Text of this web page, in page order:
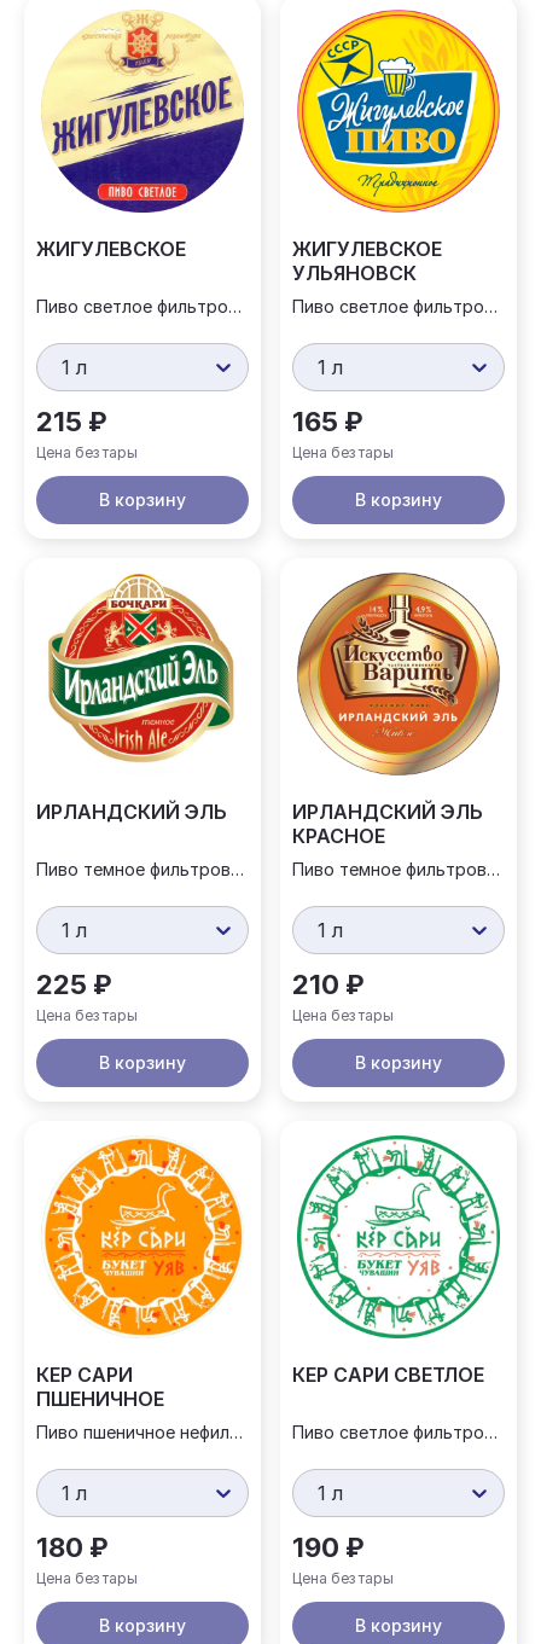
ЖИГУЛЕВСКОЕ
Пиво светлое фильтрованное
1 л
215 ₽
Цена без тары
В корзину
ЖИГУЛЕВСКОЕ
УЛЬЯНОВСК
Пиво светлое фильтрованное
1 л
165 ₽
Цена без тары
В корзину
ИРЛАНДСКИЙ ЭЛЬ
Пиво темное фильтрованное
1 л
225 ₽
Цена без тары
В корзину
ИРЛАНДСКИЙ ЭЛЬ
КРАСНОЕ
Пиво темное фильтрованное
1 л
210 ₽
Цена без тары
В корзину
КЕР САРИ
ПШЕНИЧНОЕ
Пиво пшеничное нефильтрованное
1 л
180 ₽
Цена без тары
В корзину
КЕР САРИ СВЕТЛОЕ
Пиво светлое фильтрованное
1 л
190 ₽
Цена без тары
В корзину